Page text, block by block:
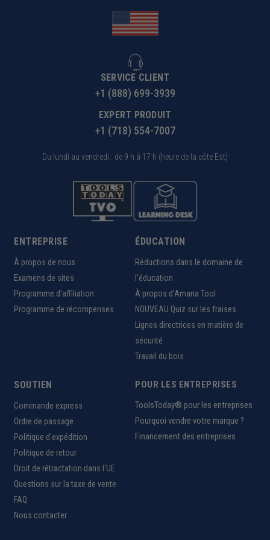
SERVICE CLIENT
+1 (888) 699-3939
EXPERT PRODUIT
+1 (718) 554-7007
Du lundi au vendredi : de 9 h à 17 h (heure de la côte Est)
ENTREPRISE
À propos de nous
Examens de sites
Programme d'affiliation
Programme de récompenses
ÉDUCATION
Réductions dans le domaine de
l'éducation
À propos d'Amana Tool
NOUVEAU Quiz sur les fraises
Lignes directrices en matière de
sécurité
Travail du bois
SOUTIEN
Commande express
Ordre de passage
Politique d'expédition
Politique de retour
Droit de rétractation dans l'UE
Questions sur la taxe de vente
FAQ
Nous contacter
POUR LES ENTREPRISES
ToolsToday® pour les entreprises
Pourquoi vendre votre marque ?
Financement des entreprises